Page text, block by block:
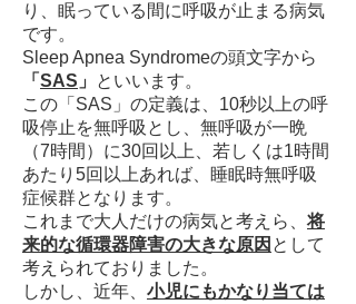
り、眠っている間に呼吸が止まる病気
です。
Sleep Apnea Syndromeの頭文字から
「 SAS 」
といいます。
この「SAS」の定義は、10秒以上の呼
吸停止を無呼吸とし、無呼吸が一晩
（7時間）に30回以上、若しくは1時間
あたり5回以上あれば、睡眠時無呼吸
症候群となります。
これまで大人だけの病気と考えら、将
来的な循環器障害の大きな原因 として
考えられておりました。
しかし、近年、 小児にもかなり当ては